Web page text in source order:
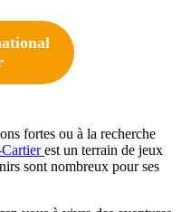
fortes ou à la recherche
Cartierest un terrain de jeux
sont nombreux pour ses